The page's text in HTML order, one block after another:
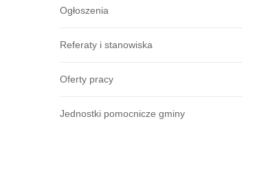
Ogłoszenia
Referaty i stanowiska
Oferty pracy
Jednostki pomocnicze gminy